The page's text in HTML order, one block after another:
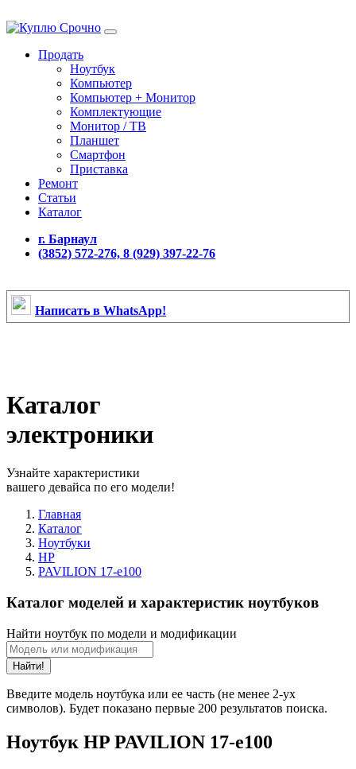
Продать
Ноутбук
Компьютер
Компьютер + Монитор
Комплектующие
Монитор / ТВ
Планшет
Смартфон
Приставка
Ремонт
Статьи
Каталог
г. Барнаул
(3852) 572-276, 8 (929) 397-22-76
Написать в WhatsApp!
Каталог
электроники
Узнайте характеристики
вашего девайса по его модели!
Главная
Каталог
Ноутбуки
HP
PAVILION 17-e100
Каталог моделей и характеристик ноутбуков
Найти ноутбук по модели и модификации
Найти!
Введите модель ноутбука или ее часть (не менее 2-ух
символов). Будет показано первые 200 результатов поиска.
Ноутбук HP PAVILION 17-e100